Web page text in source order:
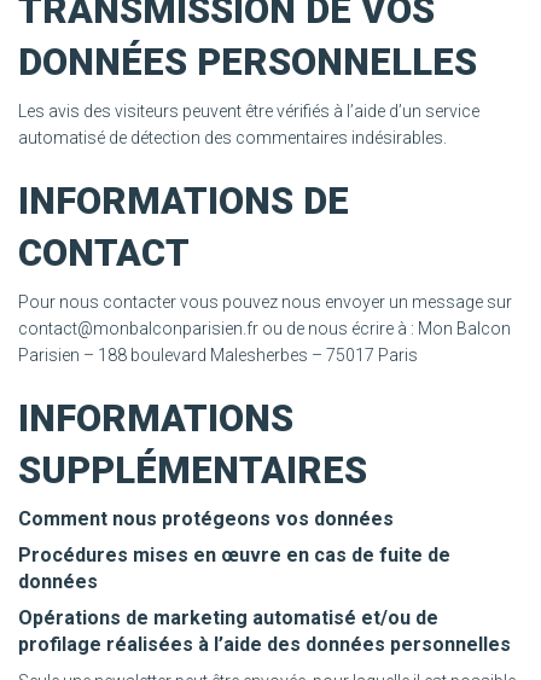
TRANSMISSION DE VOS
DONNÉES PERSONNELLES
Les avis des visiteurs peuvent être vérifiés à l’aide d’un service
automatisé de détection des commentaires indésirables.
INFORMATIONS DE
CONTACT
Pour nous contacter vous pouvez nous envoyer un message sur
contact@monbalconparisien.fr ou de nous écrire à : Mon Balcon
Parisien – 188 boulevard Malesherbes – 75017 Paris
INFORMATIONS
SUPPLÉMENTAIRES
Comment nous protégeons vos données
Procédures mises en œuvre en cas de fuite de
données
Opérations de marketing automatisé et/ou de
profilage réalisées à l’aide des données personnelles